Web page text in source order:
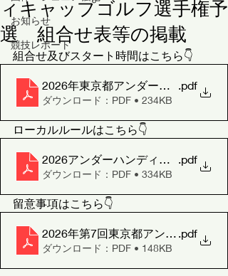
お知らせ
競技レポート
ィキャップゴルフ選手権予
選 組合せ表等の掲載
組合せ及びスタート時間はこちら👇
2026年東京都アンダーハンディキ
.pdf
ダウンロード：PDF • 234KB
ローカルルールはこちら👇
2026アンダーハンディキャップロ
.pdf
ダウンロード：PDF • 334KB
留意事項はこちら👇
2026年第7回東京都アンダーハン
.pdf
ダウンロード：PDF • 148KB